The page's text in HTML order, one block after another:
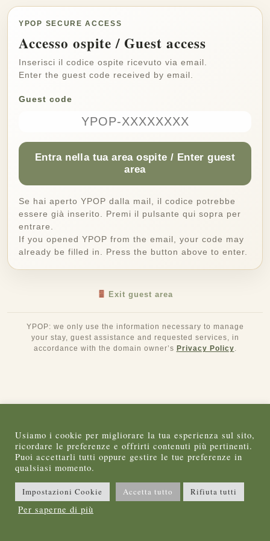
YPOP SECURE ACCESS
Accesso ospite / Guest access
Inserisci il codice ospite ricevuto via email.
Enter the guest code received by email.
Guest code
Entra nella tua area ospite / Enter guest
area
Se hai aperto YPOP dalla mail, il codice potrebbe
essere già inserito. Premi il pulsante qui sopra per
entrare.
If you opened YPOP from the email, your code may
already be filled in. Press the button above to enter.
Exit guest area
YPOP: we only use the information necessary to manage
your stay, guest assistance and requested services, in
accordance with the domain owner’s Privacy Policy.
Usiamo i cookie per migliorare la tua esperienza sul sito,
ricordare le preferenze e offrirti contenuti più pertinenti.
Puoi accettarli tutti oppure gestire le tue preferenze in
qualsiasi momento.
Impostazioni Cookie Accetta tutto Rifiuta tutti
Per saperne di più